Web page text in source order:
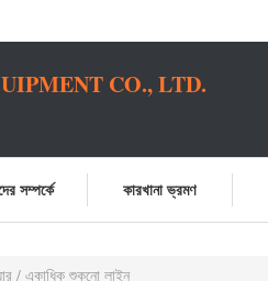
CO., LTD.
সম্পর্কে কারখানা ভ্রমণ
/ একাধিক শুকনো লাইন